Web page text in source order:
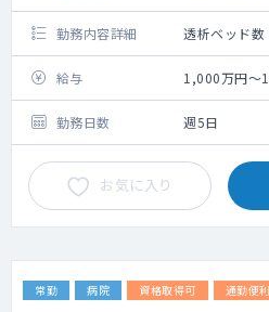
勤務内容詳細 透析ベッド
給与 1,000万円～
勤務日数 週5日
お気に入り
常勤 病院 資格取得可 通勤便利